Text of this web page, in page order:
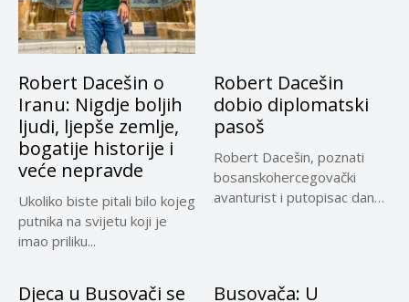
Robert Dacešin o
Iranu: Nigdje boljih
ljudi, ljepše zemlje,
bogatije historije i
veće nepravde
Ukoliko biste pitali bilo kojeg
putnika na svijetu koji je
imao priliku...
Robert Dacešin
dobio diplomatski
pasoš
Robert Dacešin, poznati
bosanskohercegovački
avanturist i putopisac danas
Djeca u Busovači se Busovača: U